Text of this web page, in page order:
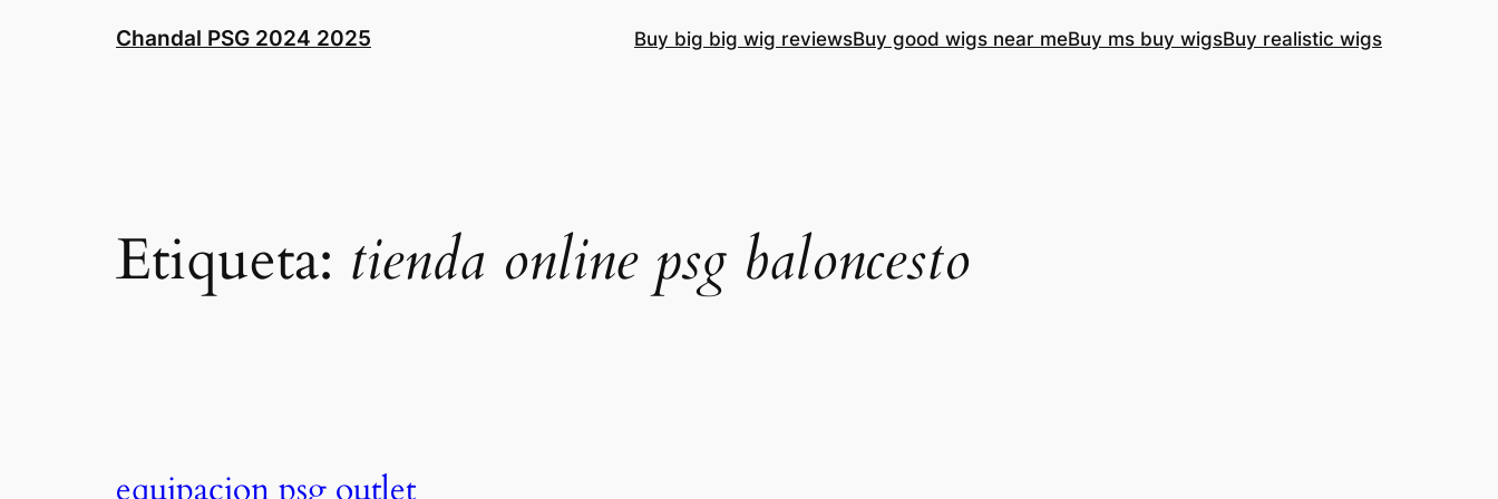
Chandal PSG 2024 2025 Buy big big wig reviewsBuy good wigs near meBuy ms buy wigsBuy realistic wigs
Etiqueta: tienda online psg baloncesto